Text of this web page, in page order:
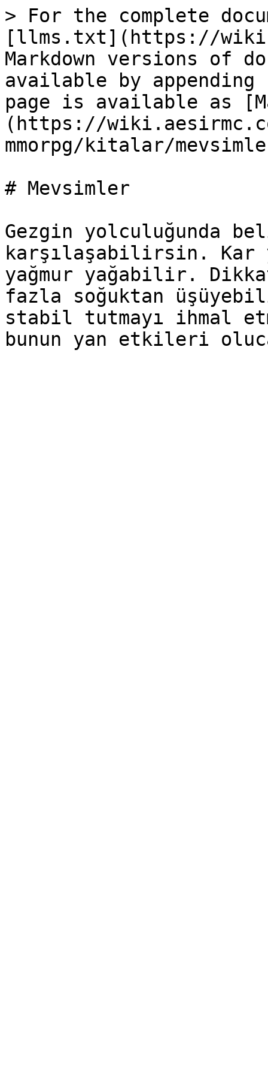
> For the complete
[llms.txt](https://
Markdown versions of
available by
page is available as
(https://
mmorpg/kitalar/
# Mevsimler
Gezgin yolculuğunda
karşılaşabilirsin. Kar
yağmur yağabilir.
fazla soğuktan
stabil tutmayı ihmal